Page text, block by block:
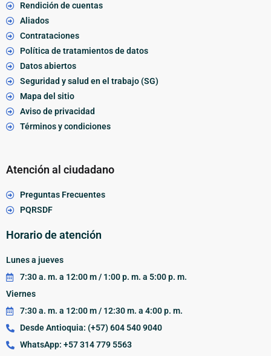
Rendición de cuentas
Aliados
Contrataciones
Política de tratamientos de datos
Datos abiertos
Seguridad y salud en el trabajo (SG)
Mapa del sitio
Aviso de privacidad
Términos y condiciones
Atención al ciudadano
Preguntas Frecuentes
PQRSDF
Horario de atención
Lunes a jueves
7:30 a. m. a 12:00 m / 1:00 p. m. a 5:00 p. m.
Viernes
7:30 a. m. a 12:00 m / 12:30 m. a 4:00 p. m.
Desde Antioquia: (+57) 604 540 9040
WhatsApp: +57 314 779 5563